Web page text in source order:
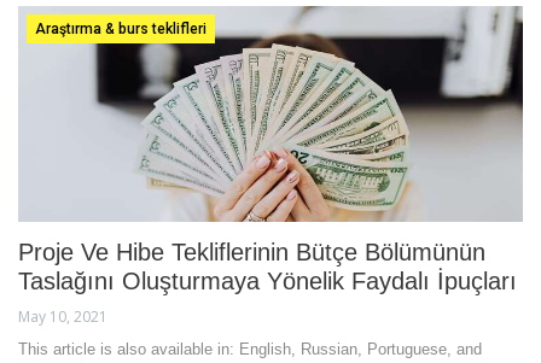
Araştırma & burs teklifleri
Proje Ve Hibe Tekliflerinin Bütçe Bölümünün
Taslağını Oluşturmaya Yönelik Faydalı İpuçları
May 10, 2021
This article is also available in: English, Russian, Portuguese, and